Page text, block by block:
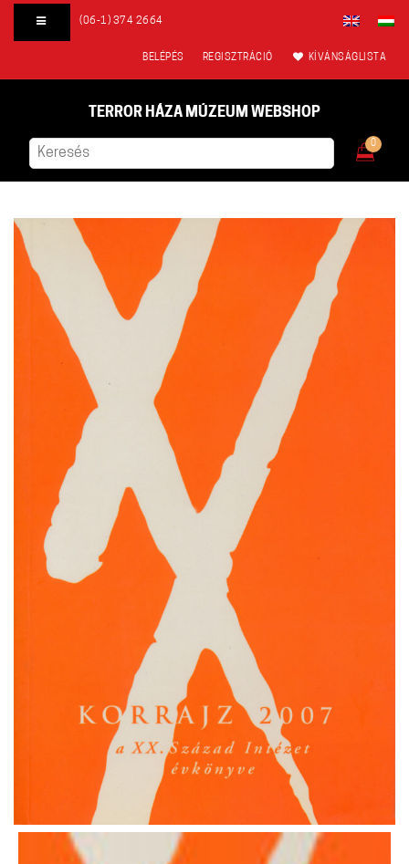
(06-1) 374 2664
BELÉPÉS REGISZTRÁCIÓ KÍVÁNSÁGLISTA
TERROR HÁZA MÚZEUM WEBSHOP
0